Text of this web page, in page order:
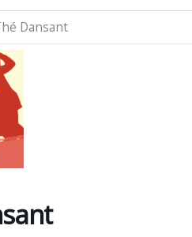
principal
Dansant